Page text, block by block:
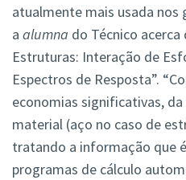
atualmente mais usada nos
a alumna do Técnico acerca
Estruturas: Interação de
Espectros de Resposta”.
economias significativas,
material (aço no caso de
tratando a informação que
programas de cálculo